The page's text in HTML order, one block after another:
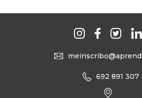
692 891 307